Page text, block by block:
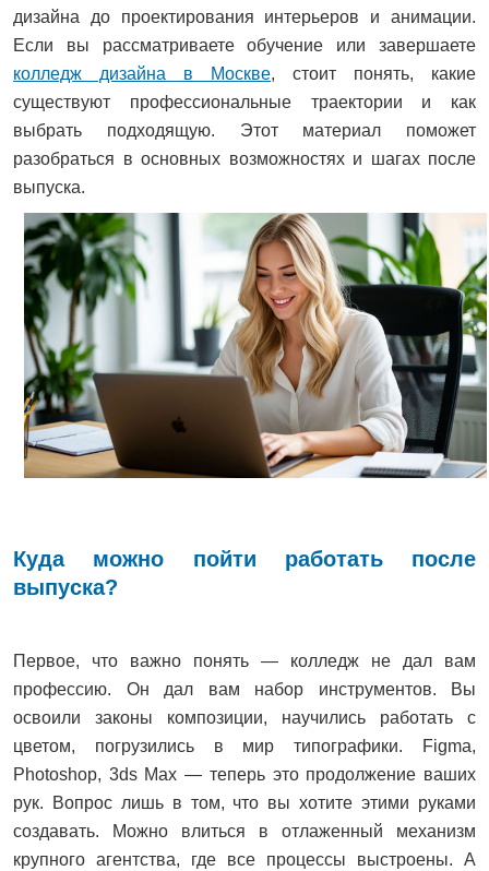
дизайна до проектирования интерьеров и анимации.
Если вы рассматриваете обучение или завершаете
колледж дизайна в Москве, стоит понять, какие
существуют профессиональные траектории и как
выбрать подходящую. Этот материал поможет
разобраться в основных возможностях и шагах после
выпуска.
Куда можно пойти работать после
выпуска?
Первое, что важно понять — колледж не дал вам
профессию. Он дал вам набор инструментов. Вы
освоили законы композиции, научились работать с
цветом, погрузились в мир типографики. Figma,
Photoshop, 3ds Max — теперь это продолжение ваших
рук. Вопрос лишь в том, что вы хотите этими руками
создавать. Можно влиться в отлаженный механизм
крупного агентства, где все процессы выстроены. А